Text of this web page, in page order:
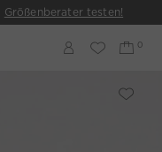
Größenberater testen!